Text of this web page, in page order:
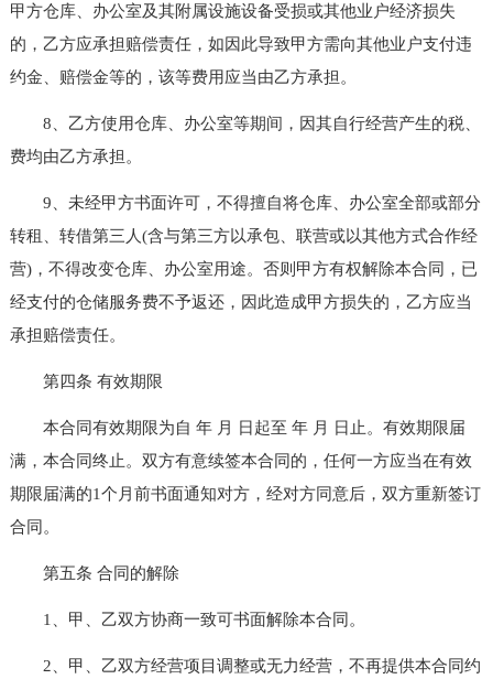
甲方仓库、办公室及其附属设施设备受损或其他业户经济损失
的，乙方应承担赔偿责任，如因此导致甲方需向其他业户支付违
约金、赔偿金等的，该等费用应当由乙方承担。
8、乙方使用仓库、办公室等期间，因其自行经营产生的税、
费均由乙方承担。
9、未经甲方书面许可，不得擅自将仓库、办公室全部或部分
转租、转借第三人(含与第三方以承包、联营或以其他方式合作经
营)，不得改变仓库、办公室用途。否则甲方有权解除本合同，已
经支付的仓储服务费不予返还，因此造成甲方损失的，乙方应当
承担赔偿责任。
第四条 有效期限
本合同有效期限为自 年 月 日起至 年 月 日止。有效期限届
满，本合同终止。双方有意续签本合同的，任何一方应当在有效
期限届满的1个月前书面通知对方，经对方同意后，双方重新签订
合同。
第五条 合同的解除
1、甲、乙双方协商一致可书面解除本合同。
2、甲、乙双方经营项目调整或无力经营，不再提供本合同约